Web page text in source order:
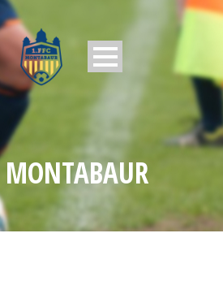
MONTABAUR